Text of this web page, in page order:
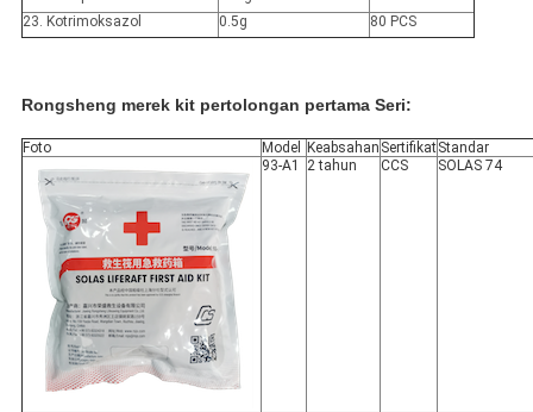
23. Kotrimoksazol
0.5g 80 PCS
Rongsheng merek kit pertolongan pertama Seri:
Foto Model Keabsahan SertifikatStandar
93-A1
2 tahun CCS SOLAS 74